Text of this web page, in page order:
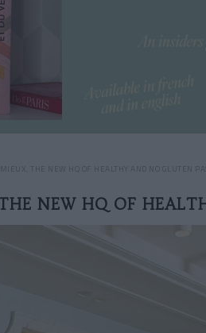
THE NEW HQ OF HEALTHY AND NO GLUTEN
NEW HQ OF